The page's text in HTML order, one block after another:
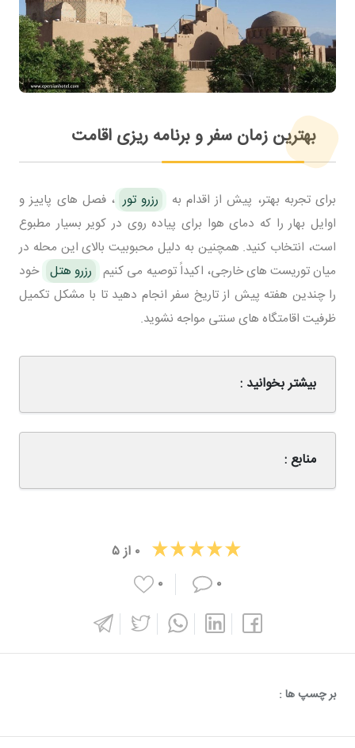
بهترین زمان سفر و برنامه ریزی اقامت
برای تجربه بهتر، پیش از اقدام به رزرو تور ، فصل های پاییز و
اوایل بهار را که دمای هوا برای پیاده روی در کویر بسیار مطبوع
است، انتخاب کنید. همچنین به دلیل محبوبیت بالای این محله در
میان توریست های خارجی، اکیداً توصیه می کنیم رزرو هتل خود
را چندین هفته پیش از تاریخ سفر انجام دهید تا با مشکل تکمیل
ظرفیت اقامتگاه های سنتی مواجه نشوید.
بیشتر بخوانید :
منابع :
۰ از۵
۰
۰
بر چسپ ها :